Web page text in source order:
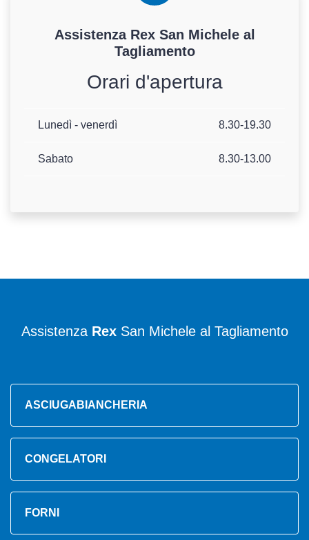
Assistenza RexSan Michele al
Tagliamento
Orari d'apertura
Lunedì - venerdì 8.30-19.30
Sabato 8.30-13.00
Assistenza RexSan Michele al Tagliamento
ASCIUGABIANCHERIA
CONGELATORI
FORNI